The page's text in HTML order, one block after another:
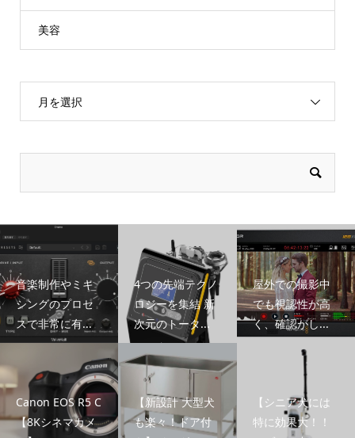
美容
月を選択
音楽制作やミキ
シングのプロセ
スで非常に有...
4つの先端テクノ
ロジーを集結 新
次元のトータ...
屋外での撮影中
でも視認性が高
く、確認がし...
Canon EOS R5 C
【8Kシネマカメ
【新設計 大型犬
も楽々！ドア付
【シニア犬には
特に効果大！！